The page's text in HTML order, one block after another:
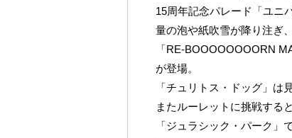
15周年記念パレード「ユニ
量の泡や紙吹雪が降り注ぎ
「RE-BOOOOOOOORN
が登場。
「チュリトス・ドッグ」は
またルーレットに挑戦する
「ジュラシック・パーク」